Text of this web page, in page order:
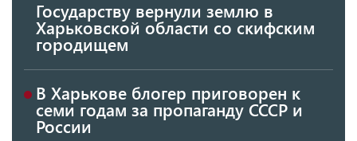
Государству вернули землю в
Харьковской области со скифским
городищем
В Харькове блогер приговорен к
семи годам за пропаганду СССР и
России